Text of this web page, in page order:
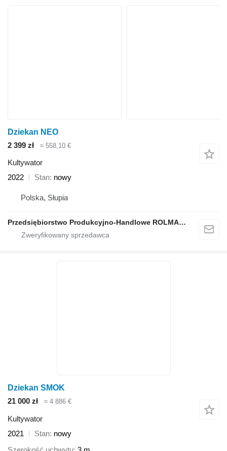
Dziekan NEO
2 399 zł
≈ 558,10 €
Kultywator
2022
Stan nowy
Polska, Słupia
Przedsiębiorstwo Produkcyjno-Handlowe ROLMAPOL Marcin Dziekan
Dziekan SMOK
21 000 zł
≈ 4 886 €
Kultywator
2021
Stan nowy